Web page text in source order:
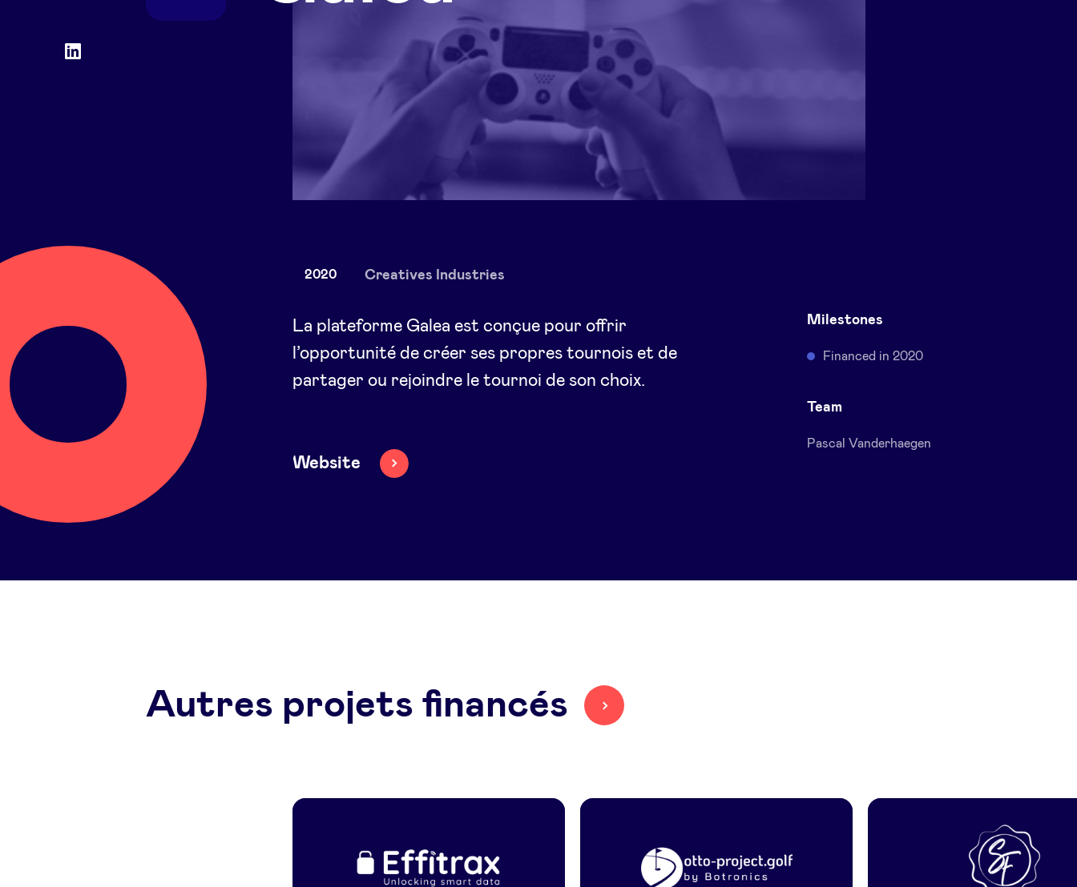
2020 Creatives Industries
La plateforme Galea est conçue pour offrir
l’opportunité de créer ses propres tournois et de
partager ou rejoindre le tournoi de son choix.
Website
Milestones
Financed in 2020
Team
Pascal Vanderhaegen
Autres projets financés
Social
LinkedIn